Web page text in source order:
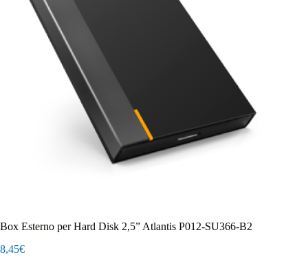
Box Esterno per Hard Disk 2,5” Atlantis P012-SU366-B2
8,45€